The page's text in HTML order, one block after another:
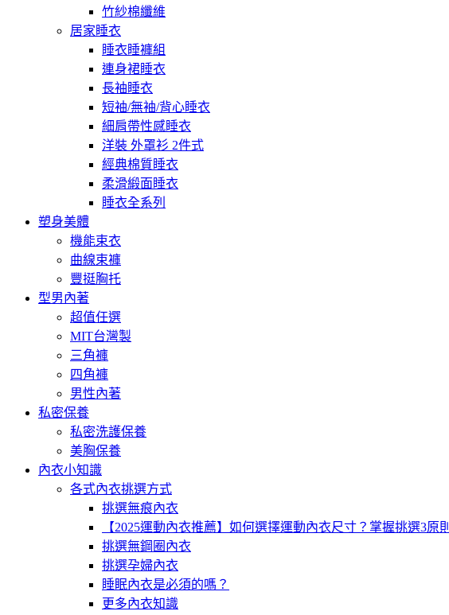
竹紗棉纖維
居家睡衣
睡衣睡褲組
連身裙睡衣
長袖睡衣
短袖/無袖/背心睡衣
細肩帶性感睡衣
洋裝 外罩衫 2件式
經典棉質睡衣
柔滑緞面睡衣
睡衣全系列
塑身美體
機能束衣
曲線束褲
豐挺胸托
型男內著
超值任選
MIT台灣製
三角褲
四角褲
男性內著
私密保養
私密洗護保養
美胸保養
內衣小知識
各式內衣挑選方式
挑選無痕內衣
【2025運動內衣推薦】如何選擇運動內衣尺寸？掌握挑選3原則
挑選無鋼圈內衣
挑選孕婦內衣
睡眠內衣是必須的嗎？
更多內衣知識